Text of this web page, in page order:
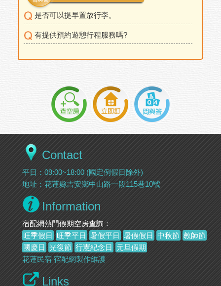
是否可以提早置放行李。
有提供預約遊憩行程服務嗎?
Contact
平日：09:00~18:00 (國定例假日除外)
地址：花蓮縣吉安鄉中山路一段115巷10號
Information
宿配網熱門假期空房查詢：
旺季假日
旺季平日 暑假平日 暑假假日 中秋節 教師節
國慶日 光復節 行憲紀念日
元旦假期
花蓮民宿 宿配網製作維護
Links